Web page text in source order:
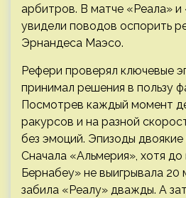
арбитров. В матче «Реала» и
увидели поводов оспорить
Эрнандеса Маэсо.
Рефери проверял ключевые
принимал решения в пользу
Посмотрев каждый момент
ракурсов и на разной
без эмоций. Эпизоды
Сначала «Альмерия», хотя до
Бернабеу» не выигрывала 20
забила «Реалу» дважды. А